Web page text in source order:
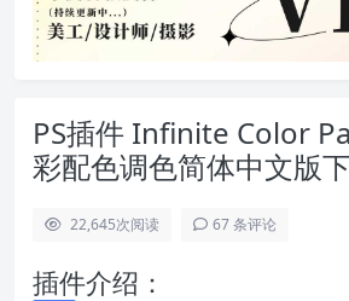
PS插件 Infinite Color
彩配色调色简体中文版
22,645次阅读 67 条评论
插件介绍：